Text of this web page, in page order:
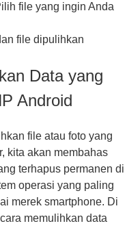
file yang ingin Anda
file dipulihkan
Data yang
Android
file atau foto yang
kita akan membahas
terhapus permanen di
operasi yang paling
merek smartphone. Di
memulihkan data